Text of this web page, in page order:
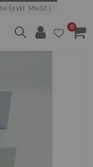
(exkl. MwSt.)
0Artikel